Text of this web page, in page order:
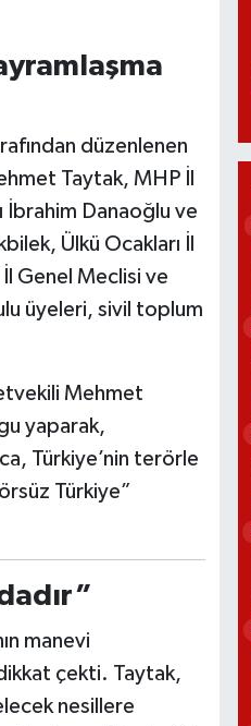
düzenlenen
Taytak, MHP İl
İbrahim Danaoğlu ve
Ülkü Ocakları İl
Genel Meclisi ve
üyeleri, sivil toplum
Mehmet
yaparak,
Türkiye’nin terörle
Türkiye”
manevi
çekti. Taytak,
nesillere